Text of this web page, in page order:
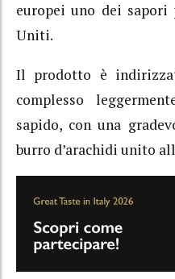
europei uno dei
Uniti.
Il prodotto è
complesso
sapido, con una
burro d’arachidi unito